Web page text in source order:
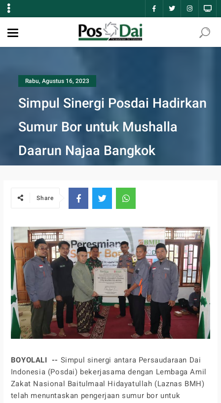
Rabu, Agustus 16, 2023
Simpul Sinergi Posdai Hadirkan
Sumur Bor untuk Mushalla
Daarun Najaa Bangkok
Share
BOYOLALI -- Simpul sinergi antara Persaudaraan Dai
Indonesia (Posdai) bekerjasama dengan Lembaga Amil
Zakat Nasional Baitulmaal Hidayatullah (Laznas BMH)
telah menuntaskan pengerjaan sumur bor untuk